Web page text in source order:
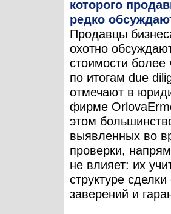
которого
редко
Продавцы
охотно
стоимости
по итогам due
отмечают в
фирме
этом
выявленных во
проверки,
не влияет: их
структуре
заверений и